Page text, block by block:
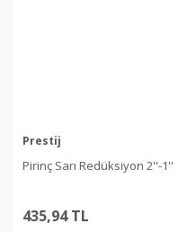
Prestij
Pirinç Sarı Redüksiyon 2''-1''
435,94 TL